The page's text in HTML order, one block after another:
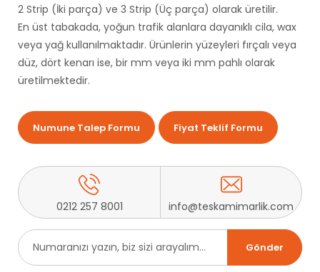
2 Strip (İki parça) ve 3 Strip (Üç parça) olarak üretilir.
En üst tabakada, yoğun trafik alanlara dayanıklı cila, wax
veya yağ kullanılmaktadır. Ürünlerin yüzeyleri fırçalı veya
düz, dört kenarı ise, bir mm veya iki mm pahlı olarak
üretilmektedir.
Numune Talep Formu Fiyat Teklif Formu
0212 257 8001 info@teskamimarlik.com